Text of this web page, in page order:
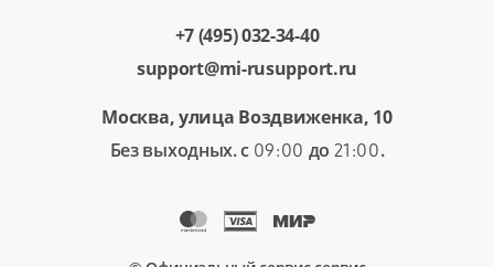
+7 (495) 032-34-40
support@mi-rusupport.ru
Москва, улица Воздвиженка, 10
Без выходных. с 09:00 до 21:00.